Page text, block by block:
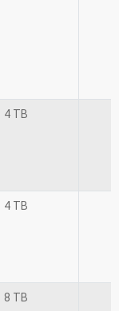
4 TB
4 TB
8 TB